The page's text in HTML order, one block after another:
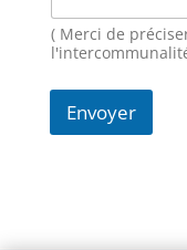
M
e
s
g
( Merci de
Envoyer